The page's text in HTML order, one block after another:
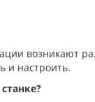
возникают
и настроить.